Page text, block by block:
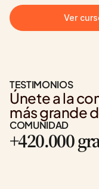
Ver
TESTIMONIOS
Únete a la
más grande
COMUNIDAD
+420.000